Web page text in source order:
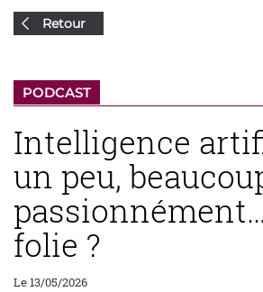
Retour
PODCAST
Intelligence
un peu,
folie ?
Le 13/05/2026